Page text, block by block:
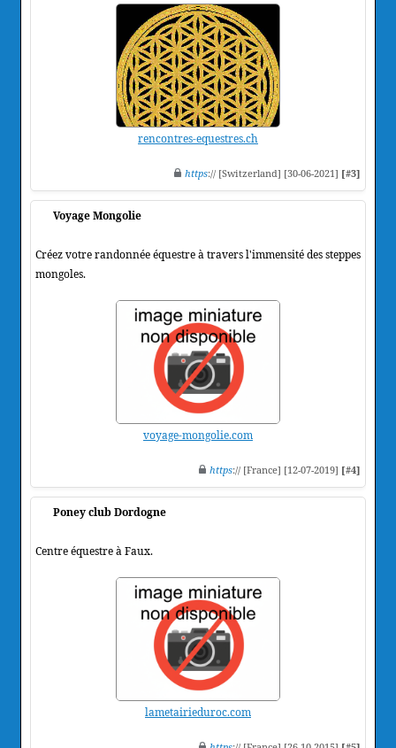
rencontres-equestres.ch
https:// [Switzerland] [30-06-2021] [#3]
Voyage Mongolie
Créez votre randonnée équestre à travers l'immensité des steppes
mongoles.
voyage-mongolie.com
https:// [France] [12-07-2019] [#4]
Poney club Dordogne
Centre équestre à Faux.
lametairieduroc.com